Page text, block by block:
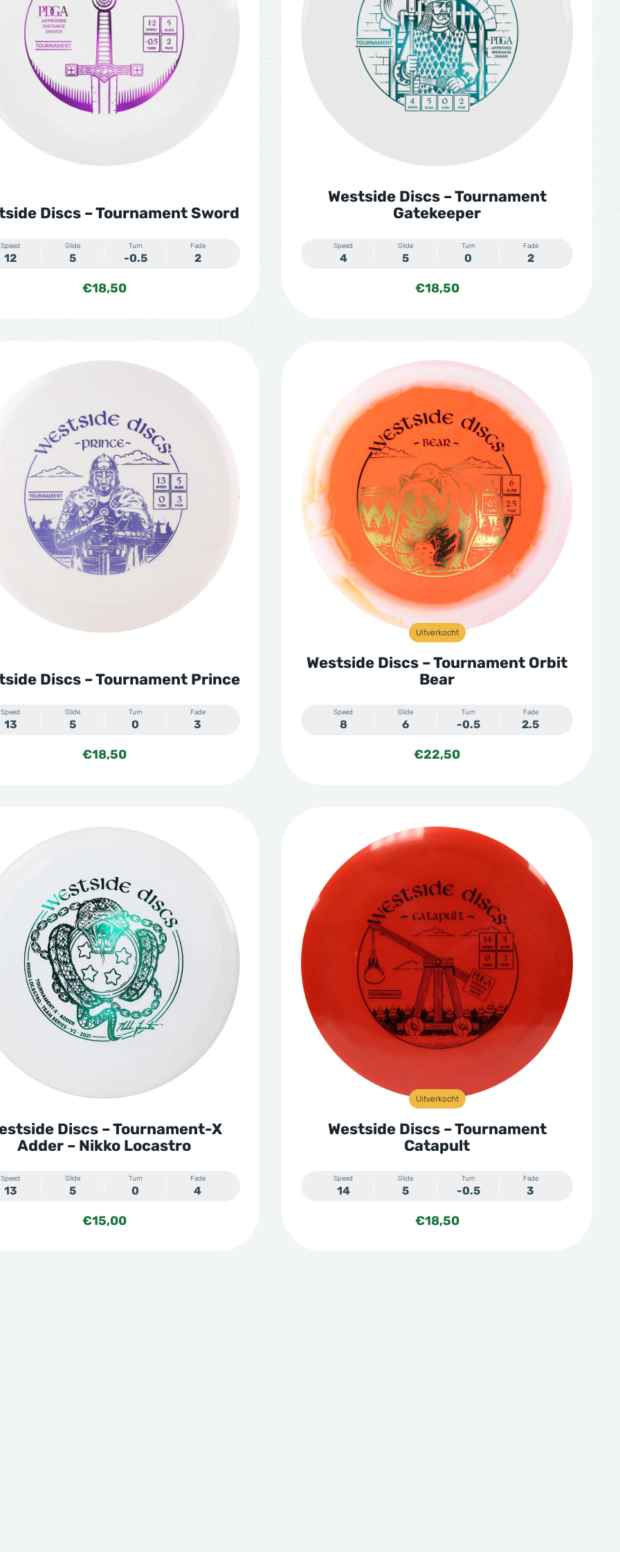
Discs – Tournament Sword
Speed
12
Glide
5
Turn
-0.5
Fade
2
€18,50
Westside Discs – Tournament
Gatekeeper
Speed
4
Glide
5
Turn
0
Fade
2
€18,50
Discs – Tournament Prince
Speed
13
Glide
5
Turn
0
Fade
3
€18,50
Uitverkocht
Westside Discs – Tournament Orbit
Bear
Speed
8
Glide
6
Turn
-0.5
Fade
2.5
€22,50
Discs – Tournament-X
Adder – Nikko Locastro
Speed
13
Glide
5
Turn
0
Fade
4
€15,00
Uitverkocht
Westside Discs – Tournament
Catapult
Speed
14
Glide
5
Turn
-0.5
Fade
3
€18,50